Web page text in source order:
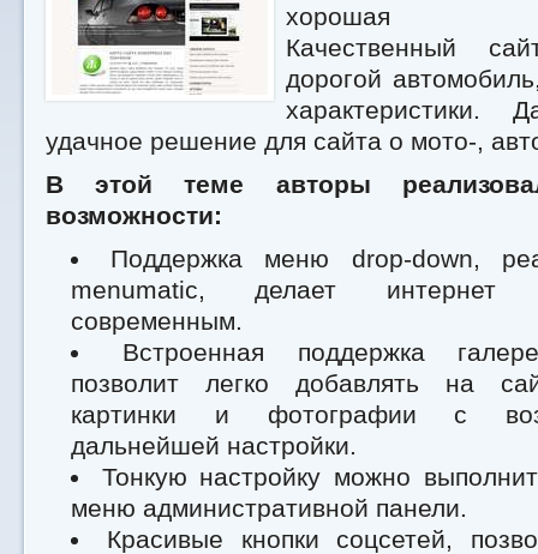
хорошая
Качественный
дорогой
удачное решение для сайта о мото-,
В этой теме авторы
возможности:
Поддержка меню drop-down,
menumatic, делает интернет
современным.
Встроенная поддержка
позволит легко добавлять на
картинки и фотографии с
дальнейшей настройки.
Тонкую настройку можно
меню административной панели.
Красивые кнопки соцсетей,